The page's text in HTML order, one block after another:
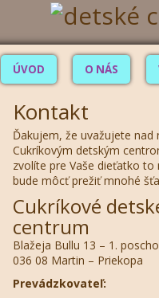
ÚVOD O NÁS
Kontakt
Ďakujem, že uvažujete nad
Cukríkovým detským
zvolíte pre Vaše dieťatko to
bude môcť prežiť mnohé
Cukríkové
centrum
Blažeja Bullu 13 – 1.
036 08 Martin – Priekopa
Prevádzkovateľ: